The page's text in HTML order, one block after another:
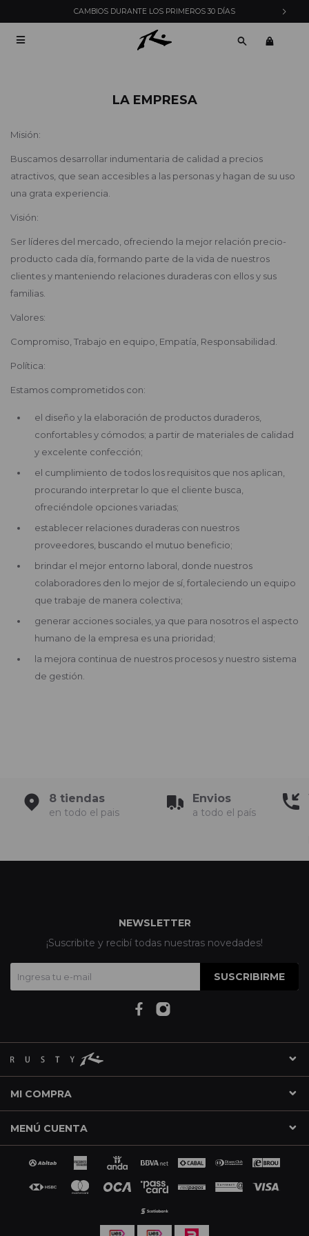
CAMBIOS DURANTE LOS PRIMEROS 30 DÍAS

LA EMPRESA
Misión:
Buscamos desarrollar indumentaria de calidad a precios
atractivos, que sean accesibles a las personas y hagan de su uso
una grata experiencia.
Visión:
Ser líderes del mercado, ofreciendo la mejor relación precio-
producto cada día, formando parte de la vida de nuestros
clientes y manteniendo relaciones duraderas con ellos y sus
familias.
Valores:
Compromiso, Trabajo en equipo, Empatía, Responsabilidad.
Política:
Estamos comprometidos con:
el diseño y la elaboración de productos duraderos,
confortables y cómodos; a partir de materiales de calidad
y excelente confección;
el cumplimiento de todos los requisitos que nos aplican,
procurando interpretar lo que el cliente busca,
ofreciéndole opciones variadas;
establecer relaciones duraderas con nuestros
proveedores, buscando el mutuo beneficio;
brindar el mejor entorno laboral, donde nuestros
colaboradores den lo mejor de sí, fortaleciendo un equipo
que trabaje de manera colectiva;
generar acciones sociales, ya que para nosotros el aspecto
humano de la empresa es una prioridad;
la mejora continua de nuestros procesos y nuestro sistema
de gestión.
8 tiendas
en todo el pais
Envios
a todo el país
MI COMPRA
MENÚ CUENTA
NEWSLETTER
¡Suscribite y recibí todas nuestras novedades!
SUSCRIBIRME